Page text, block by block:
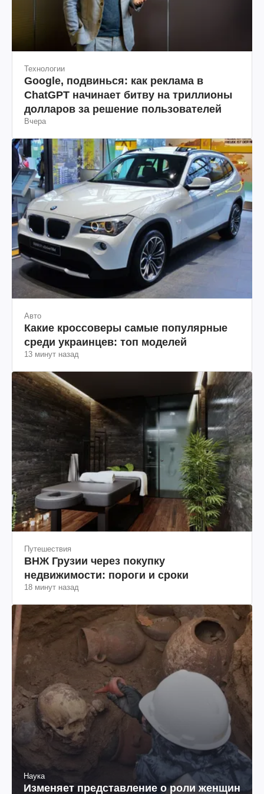
Технологии
Google, подвинься: как реклама в
ChatGPT начинает битву на триллионы
долларов за решение пользователей
Вчера
Авто
Какие кроссоверы самые популярные
среди украинцев: топ моделей
13 минут назад
Путешествия
ВНЖ Грузии через покупку
недвижимости: пороги и сроки
18 минут назад
Наука
Изменяет представление о роли женщин